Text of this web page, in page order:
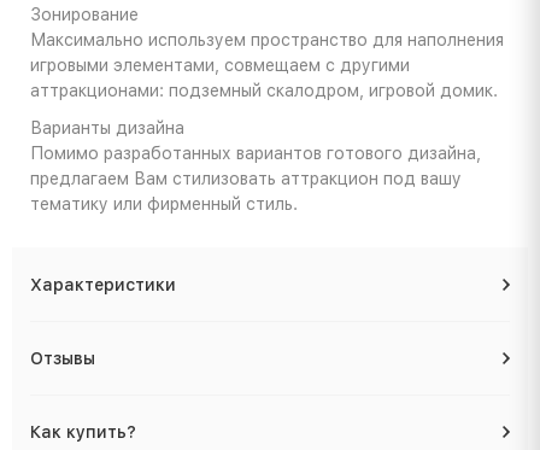
Зонирование
Максимально используем пространство для наполнения
игровыми элементами, совмещаем с другими
аттракционами: подземный скалодром, игровой домик.
Варианты дизайна
Помимо разработанных вариантов готового дизайна,
предлагаем Вам стилизовать аттракцион под вашу
тематику или фирменный стиль.
Характеристики
Отзывы
Как купить?